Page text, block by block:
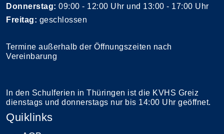
Donnerstag: 09:00 - 12:00 Uhr und 13:00 - 17:00 Uhr
Freitag: geschlossen
Termine außerhalb der Öffnungszeiten nach
Vereinbarung
In den Schulferien in Thüringen ist die KVHS Greiz
dienstags und donnerstags nur bis 14:00 Uhr geöffnet.
Quiklinks